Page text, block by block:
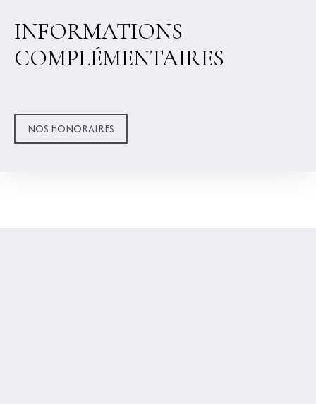
INFORMATIONS
COMPLÉMENTAIRES
NOS HONORAIRES